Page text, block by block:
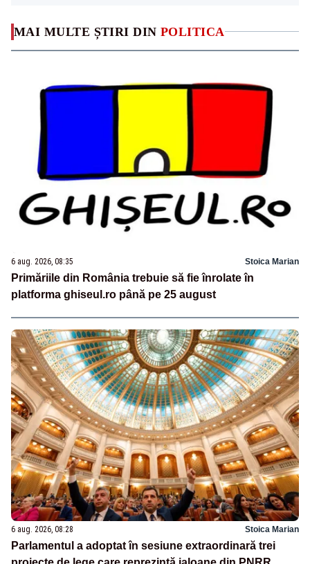
MAI MULTE ȘTIRI DIN POLITICA
6 aug. 2026, 08:35 Stoica Marian
Primăriile din România trebuie să fie înrolate în
platforma ghiseul.ro până pe 25 august
6 aug. 2026, 08:28 Stoica Marian
Parlamentul a adoptat în sesiune extraordinară trei